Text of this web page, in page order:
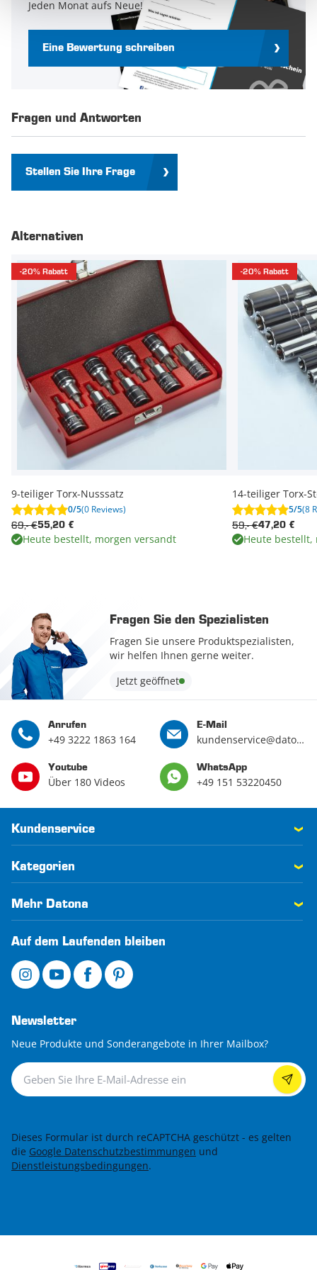
Jeden Monat aufs Neue!
Eine Bewertung schreiben
Fragen und Antworten
Stellen Sie Ihre Frage
Alternativen
-20% Rabatt
9-teiliger Torx-Nusssatz
0/5(0 Reviews)
55,20 €
69,- €
Heute bestellt, morgen versandt
-20% Rabatt
14-teiliger Torx-
5/5(8
47,20 €
59,- €
Heute bestellt,
Fragen Sie den Spezialisten
Fragen Sie unsere Produktspezialisten,
wir helfen Ihnen gerne weiter.
Jetzt geöffnet
Anrufen
+49 3222 1863 164
E-Mail
kundenservice@datona.de
Youtube
Über 180 Videos
WhatsApp
+49 151 53220450
Kundenservice
Kategorien
Mehr Datona
Auf dem Laufenden bleiben
Newsletter
Neue Produkte und Sonderangebote in Ihrer Mailbox?
Newsletter
Dieses Formular ist durch reCAPTCHA geschützt - es gelten
die Google Datenschutzbestimmungen und
Dienstleistungsbedingungen.